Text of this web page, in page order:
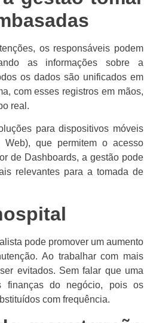
os responsáveis podem
as informações sobre a
os dados são unificados em
com esses registros em mãos,
real.
para dispositivos móveis
que permitem o acesso
de Dashboards, a gestão pode
relevantes para a tomada de
pode promover um aumento
Ao trabalhar com mais
evitados. Sem falar que uma
finanças do negócio, pois os
com frequência.